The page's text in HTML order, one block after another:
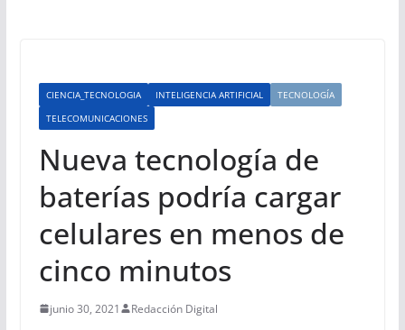
CIENCIA_TECNOLOGIA INTELIGENCIA ARTIFICIAL
TECNOLOGÍA
TELECOMUNICACIONES
Nueva tecnología de
baterías podría cargar
celulares en menos de
cinco minutos
junio 30, 2021 Redacción Digital